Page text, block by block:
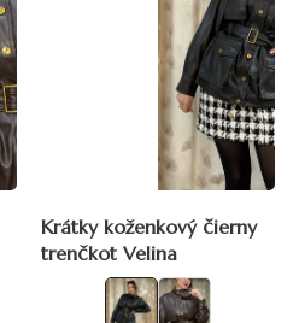
Krátky koženkový čierny
trenčkot Velina